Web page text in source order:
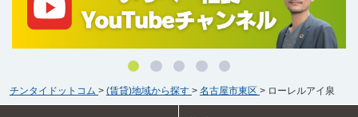
チンタイドットコム > (賃貸)地域から探す > 名古屋市東区 > ローレルアイ泉